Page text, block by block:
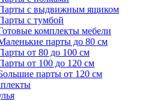
с выдвижным ящиком
с тумбой
комплекты мебели
парты до 80 см
от 80 до 100 см
от 100 до 120 см
парты от 120 см